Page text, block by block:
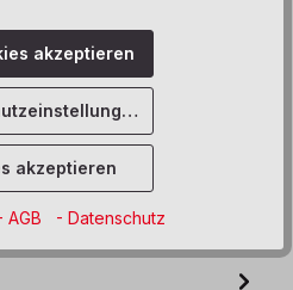
für
und speziell für
akzeptieren
akzeptieren
AGB - Datenschutz